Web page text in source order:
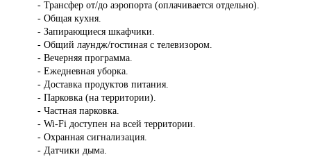
- Трансфер от/до аэропорта (оплачивается отдельно).
- Общая кухня.
- Запирающиеся шкафчики.
- Общий лаундж/гостиная с телевизором.
- Вечерняя программа.
- Ежедневная уборка.
- Доставка продуктов питания.
- Парковка (на территории).
- Частная парковка.
- Wi-Fi доступен на всей территории.
- Охранная сигнализация.
- Датчики дыма.